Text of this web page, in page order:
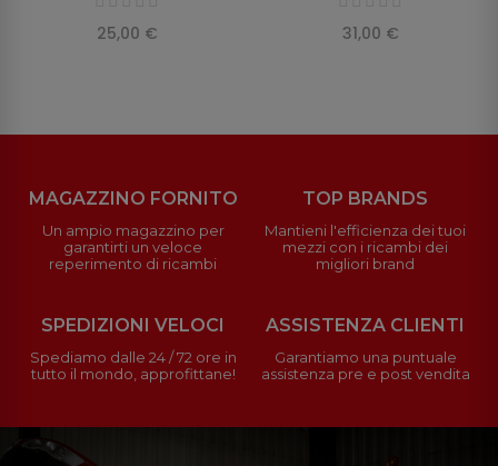
25,00 € 31,00 €
MAGAZZINO FORNITO
Un ampio magazzino per
garantirti un veloce
reperimento di ricambi
TOP BRANDS
Mantieni l'efficienza dei tuoi
mezzi con i ricambi dei
migliori brand
SPEDIZIONI VELOCI
Spediamo dalle 24 / 72 ore in
tutto il mondo, approfittane!
ASSISTENZA CLIENTI
Garantiamo una puntuale
assistenza pre e post vendita